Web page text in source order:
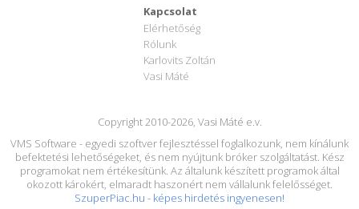
Kapcsolat
Elérhetőség
Rólunk
Karlovits Zoltán
Vasi Máté
Copyright 2010-2026, Vasi Máté e.v.
VMS Software - egyedi szoftver fejlesztéssel foglalkozunk, nem kínálunk
befektetési lehetőségeket, és nem nyújtunk bróker szolgáltatást. Kész
programokat nem értékesítünk. Az általunk készített programok által
okozott károkért, elmaradt haszonért nem vállalunk felelősséget.
SzuperPiac.hu - képes hirdetés ingyenesen!